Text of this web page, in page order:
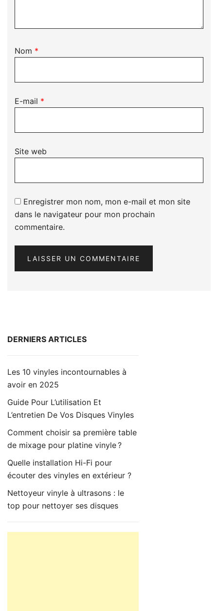
Nom *
E-mail *
Site web
Enregistrer mon nom, mon e-mail et mon site
dans le navigateur pour mon prochain
commentaire.
DERNIERS ARTICLES
Les 10 vinyles incontournables à
avoir en 2025
Guide Pour L’utilisation Et
L’entretien De Vos Disques Vinyles
Comment choisir sa première table
de mixage pour platine vinyle ?
Quelle installation Hi-Fi pour
écouter des vinyles en extérieur ?
Nettoyeur vinyle à ultrasons : le
top pour nettoyer ses disques